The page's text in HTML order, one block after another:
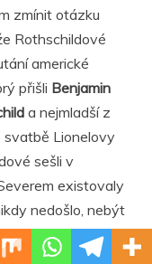
zmínit otázku
Rothschildové
americké
přišli Benjamin
a nejmladší z
svatbě Lionelovy
sešli v
existovaly
nedošlo, nebýt
druhy otroctví. V
a ponížení.